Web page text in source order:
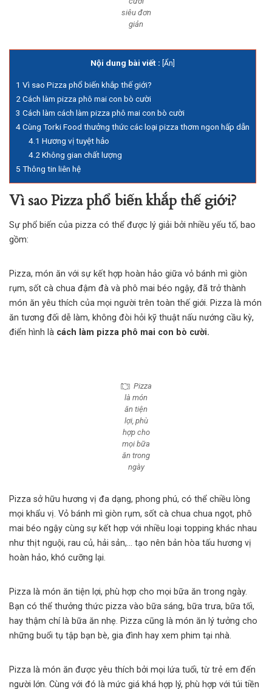
siêu đơn
giản
Nội dung bài viết : Ẩn
1 Vì sao Pizza phổ biến khắp thế giới?
2 Cách làm pizza phô mai con bò cười
3 Cách làm cách làm pizza phô mai con bò cười
4Cùng Torki Food thưởng thức các loại pizza thơm ngon hấp dẫn
4.1 Hương vị tuyệt hảo
4.2 Không gian chất lượng
5 Thông tin liên hệ
Vì sao Pizza phổ biến khắp thế giới?
Sự phổ biến của pizza có thể được lý giải bởi nhiều yếu tố, bao
gồm:
Pizza, món ăn với sự kết hợp hoàn hảo giữa vỏ bánh mì giòn
rụm, sốt cà chua đậm đà và phô mai béo ngậy, đã trở thành
món ăn yêu thích của mọi người trên toàn thế giới. Pizza là món
ăn tương đối dễ làm, không đòi hỏi kỹ thuật nấu nướng cầu kỳ,
điển hình là cách làm pizza phô mai con bò cười.
Pizza
là món
ăn tiện
lợi, phù
hợp cho
mọi bữa
ăn trong
ngày
Pizza sở hữu hương vị đa dạng, phong phú, có thể chiều lòng
mọi khẩu vị. Vỏ bánh mì giòn rụm, sốt cà chua chua ngọt, phô
mai béo ngậy cùng sự kết hợp với nhiều loại topping khác nhau
như thịt nguội, rau củ, hải sản,… tạo nên bản hòa tấu hương vị
hoàn hảo, khó cưỡng lại.
Pizza là món ăn tiện lợi, phù hợp cho mọi bữa ăn trong ngày.
Bạn có thể thưởng thức pizza vào bữa sáng, bữa trưa, bữa tối,
hay thậm chí là bữa ăn nhẹ. Pizza cũng là món ăn lý tưởng cho
những buổi tụ tập bạn bè, gia đình hay xem phim tại nhà.
Pizza là món ăn được yêu thích bởi mọi lứa tuổi, từ trẻ em đến
người lớn. Cùng với đó là mức giá khá hợp lý, phù hợp với túi tiền